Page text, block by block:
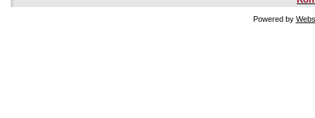
Powered by